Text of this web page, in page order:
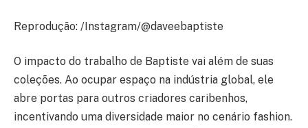
Reprodução: /Instagram/@daveebaptiste
O impacto do trabalho de Baptiste vai além de suas
coleções. Ao ocupar espaço na indústria global, ele
abre portas para outros criadores caribenhos,
incentivando uma diversidade maior no cenário fashion.